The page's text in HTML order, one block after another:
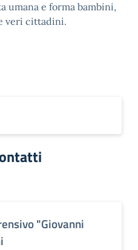
umana e forma bambini,
veri cittadini.
"Giovanni